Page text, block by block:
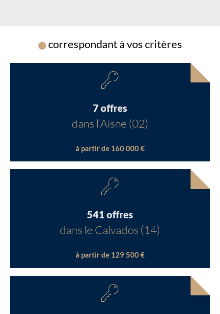
Chargement...
correspondant à vos critères
7 offres
dans l'Aisne (02)
à partir de 160 000 €
541 offres
dans le Calvados (14)
à partir de 129 500 €